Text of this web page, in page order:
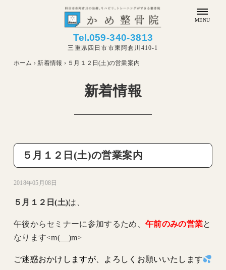
Tel.059-340-3813
三重県四日市市東阿倉川410-1
MENU
ホーム › 新着情報 › ５月１２日(土)の営業案内
新着情報
５月１２日(土)の営業案内
2018年05月08日
５月１２日(土)は、
午後からセミナーに参加するため、 午前のみの営業と
なります<m(__)m>
ご迷惑おかけしますが、よろしくお願いいたします